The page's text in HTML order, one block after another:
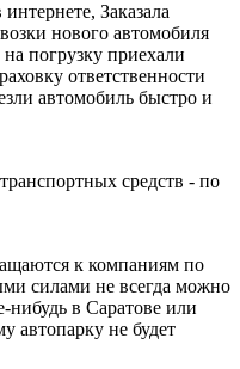
Заказала
нового автомобиля
погрузку приехали
ответственности
автомобиль быстро и
средств - по
к компаниям по
силами не всегда можно
нибудь в Саратове или
автопарку не будет